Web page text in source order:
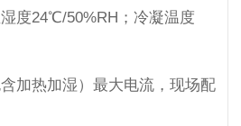
度24℃/50%RH；冷凝温度
加热加湿）最大电流，现场配